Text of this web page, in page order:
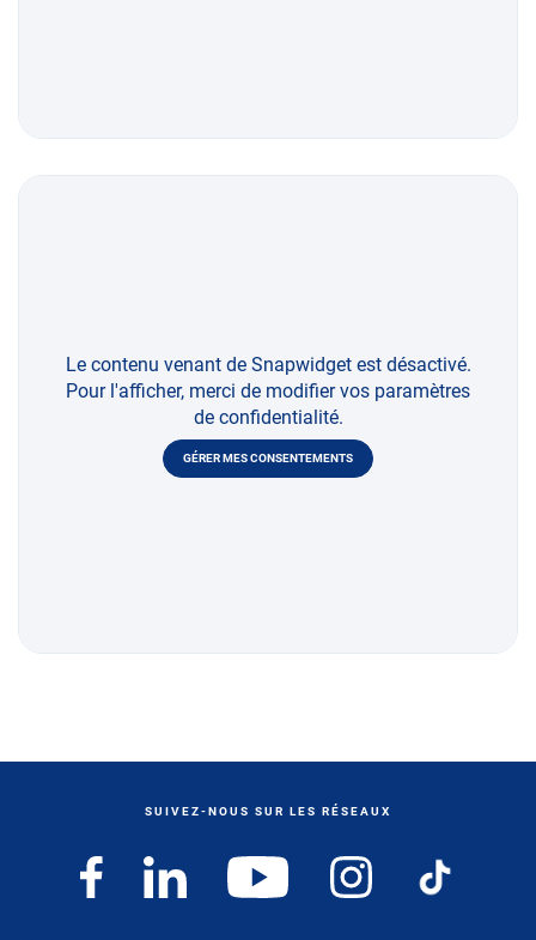
Le contenu venant de Snapwidget est désactivé.
Pour l'afficher, merci de modifier vos paramètres
de confidentialité.
GÉRER MES CONSENTEMENTS
SUIVEZ-NOUS SUR LES RÉSEAUX